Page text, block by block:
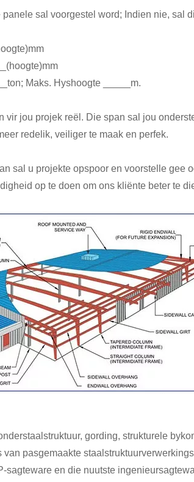
sal voorgestel word; Indien nie, sal
Maks. Hyshoogte _____m.
jou projek reël. Die span sal jou
redelik, veiliger te maak en perfek.
sal u projekte opspoor en voorstelle gee
op te doen om ons kliënte beter te
gording, strukturele
pasgemaakte
en die nuutste